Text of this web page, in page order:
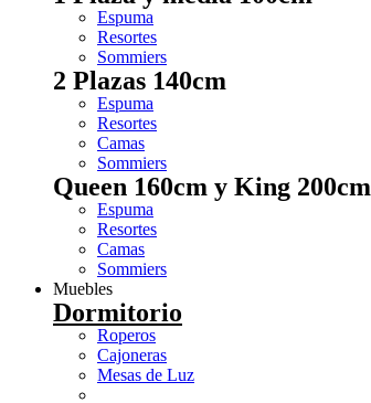
Espuma
Resortes
Sommiers
2 Plazas 140cm
Espuma
Resortes
Camas
Sommiers
Queen 160cm y King 200cm
Espuma
Resortes
Camas
Sommiers
Muebles
Dormitorio
Roperos
Cajoneras
Mesas de Luz